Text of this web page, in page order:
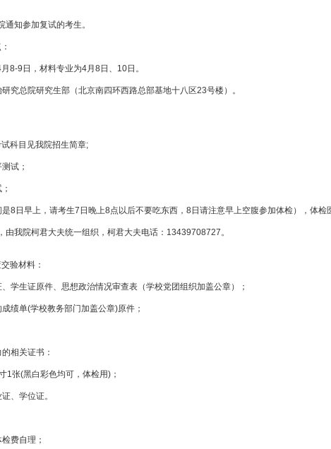
知参加复试的考生。
8-9日，材料专业为4月8日、10日。
究总院研究生部（北京南四环西路总部基地十八区23号楼）。
科目见我院招生简章;
试；
8日早上，请考生7日晚上8点以后不要吃东西，8日请注意早上空腹参加体检），体
由我院柯君大夫统一组织，柯君大夫电话：13439708727。
验材料：
学生证原件、思想政治情况审查表（学校党团组织加盖公章）；
绩单(学校教务部门加盖公章)原件；
相关证书：
1张(黑白彩色均可，体检用)；
、学位证。
费自理；